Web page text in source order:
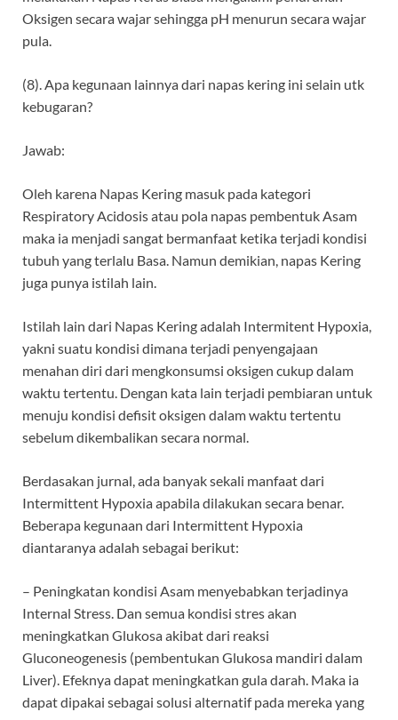
Oksigen secara wajar sehingga pH menurun secara wajar
pula.
(8). Apa kegunaan lainnya dari napas kering ini selain utk
kebugaran?
Jawab:
Oleh karena Napas Kering masuk pada kategori
Respiratory Acidosis atau pola napas pembentuk Asam
maka ia menjadi sangat bermanfaat ketika terjadi kondisi
tubuh yang terlalu Basa. Namun demikian, napas Kering
juga punya istilah lain.
Istilah lain dari Napas Kering adalah Intermitent Hypoxia,
yakni suatu kondisi dimana terjadi penyengajaan
menahan diri dari mengkonsumsi oksigen cukup dalam
waktu tertentu. Dengan kata lain terjadi pembiaran untuk
menuju kondisi defisit oksigen dalam waktu tertentu
sebelum dikembalikan secara normal.
Berdasakan jurnal, ada banyak sekali manfaat dari
Intermittent Hypoxia apabila dilakukan secara benar.
Beberapa kegunaan dari Intermittent Hypoxia
diantaranya adalah sebagai berikut:
– Peningkatan kondisi Asam menyebabkan terjadinya
Internal Stress. Dan semua kondisi stres akan
meningkatkan Glukosa akibat dari reaksi
Gluconeogenesis (pembentukan Glukosa mandiri dalam
Liver). Efeknya dapat meningkatkan gula darah. Maka ia
dapat dipakai sebagai solusi alternatif pada mereka yang